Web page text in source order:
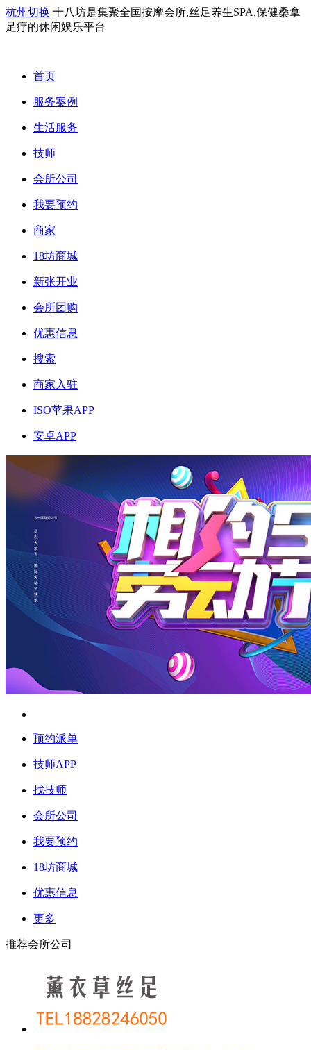
杭州切换 十八坊是集聚全国按摩会所,丝足养生SPA,保健桑拿
足疗的休闲娱乐平台
首页
服务案例
生活服务
技师
会所公司
我要预约
商家
18坊商城
新张开业
会所团购
优惠信息
搜索
商家入驻
ISO苹果APP
安卓APP
预约派单
技师APP
找技师
会所公司
我要预约
18坊商城
优惠信息
更多
推荐会所公司